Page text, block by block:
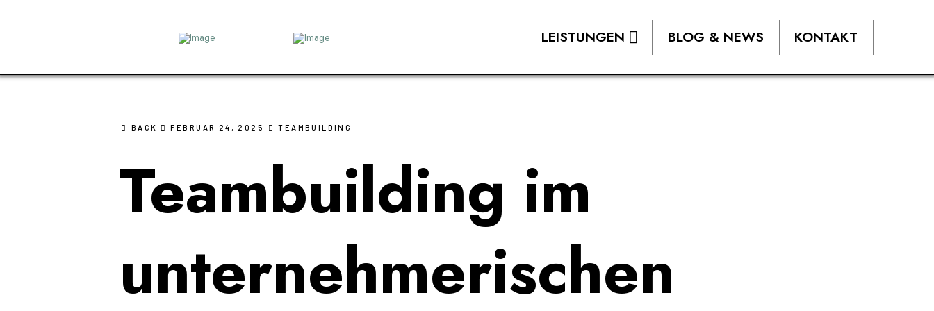
LEISTUNGEN BLOG & NEWS KONTAKT
BACK FEBRUAR 24, 2025 TEAMBUILDING
Teambuilding im
unternehmerischen